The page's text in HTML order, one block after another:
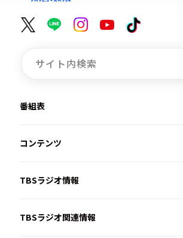
番組表
コンテンツ
TBSラジオ情報
TBSラジオ関連情報